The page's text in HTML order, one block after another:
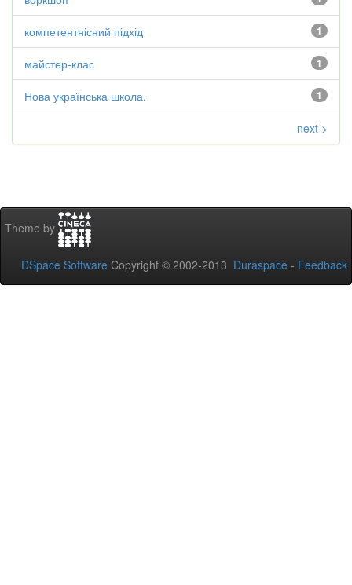
1
компетентнісний підхід
1
майстер-клас
1
Нова українська школа.
next >
Theme by
DSpace Software Copyright © 2002-2013 Duraspace - Feedback